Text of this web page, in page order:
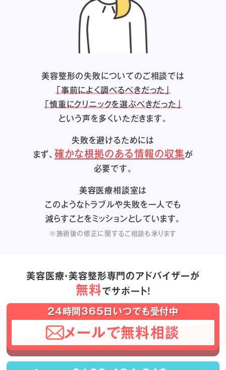
美容整形の失敗についてのご相談では
「事前によく調べるべきだった」
「慎重にクリニックを選ぶべきだった」
という声を多くいただきます。
失敗を避けるためには
まず、確かな根拠のある情報の収集が
必要です。
美容医療相談室は
このようなトラブルや失敗を一人でも
減らすことをミッションとしています。
※施術後の修正に関するご相談も承ります
美容医療・美容整形専門のアドバイザーが
無料でサポート！
24時間365日いつでも受付中
メールで無料相談